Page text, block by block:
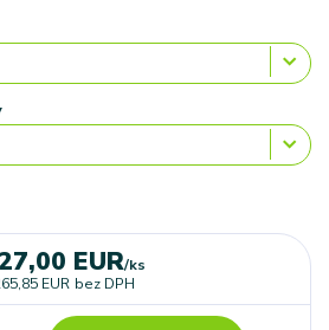
EUR/ks
EUR bez DPH